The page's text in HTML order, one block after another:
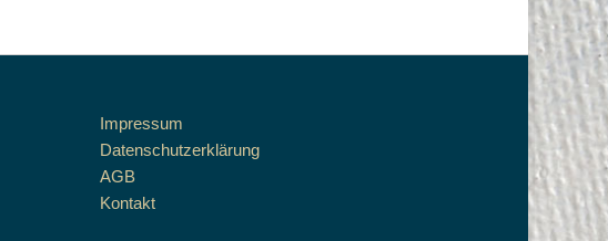
Impressum
Datenschutzerklärung
AGB
Kontakt